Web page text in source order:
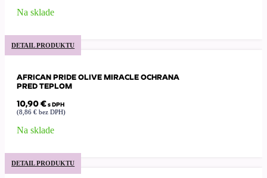
Na sklade
DETAIL PRODUKTU
AFRICAN PRIDE OLIVE MIRACLE OCHRANA
PRED TEPLOM
10,90€s DPH
(8,86 € bez DPH)
Na sklade
DETAIL PRODUKTU